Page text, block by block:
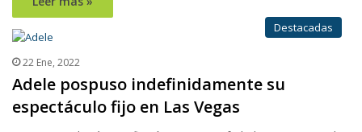
Destacadas
22 Ene, 2022
Adele pospuso indefinidamente su
espectáculo fijo en Las Vegas